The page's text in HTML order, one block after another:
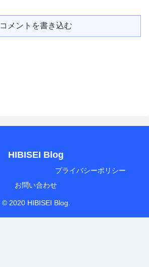
コメントを書き込む
HIBISEI Blog
プライバシーポリシー
お問い合わせ
© 2020 HIBISEI Blog.